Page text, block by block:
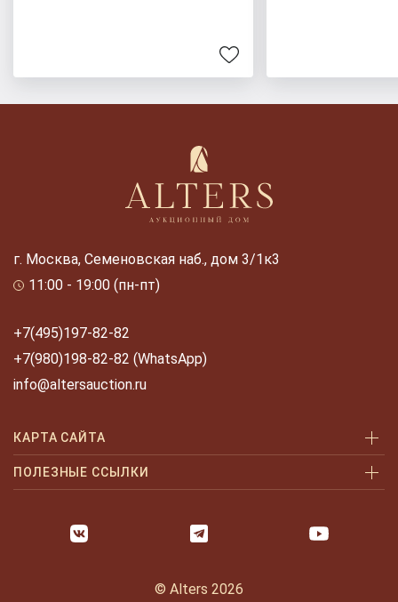
г. Москва, Семеновская наб., дом 3/1к3
11:00 - 19:00 (пн-пт)
+7(495)197-82-82
+7(980)198-82-82 (WhatsApp)
info@altersauction.ru
КАРТА САЙТА
Аукционы
Как продать
ПОЛЕЗНЫЕ ССЫЛКИ
Оплата и доставка
Часто задаваемые вопросы
© Alters 2026